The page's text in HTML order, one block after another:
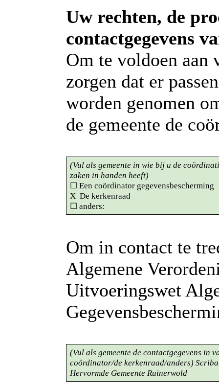
Uw rechten, de
contactgegevens
Om te voldoen aan
zorgen dat er
worden genomen
de gemeente de
(Vul als gemeente in wie bij u de
zaken in handen heeft)
☐ Een coördinator gegevensbescherming
X De kerkenraad
☐ anders:
Om in contact te
Algemene
Uitvoeringswet
(Vul als gemeente de contactgegevens in
coördinator/de kerkenraad/anders)
Hervormde Gemeente Ruinerwold